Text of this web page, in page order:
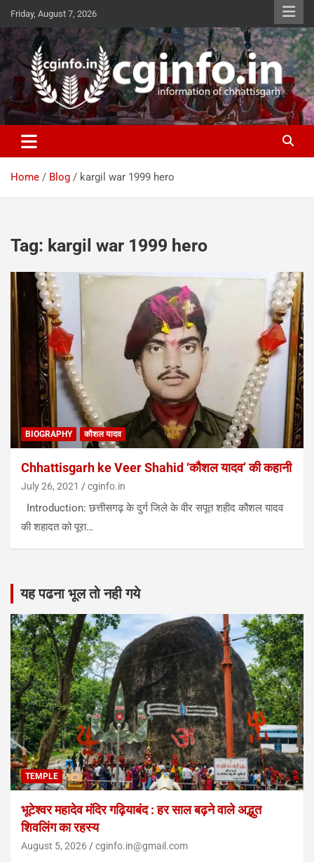
content
Friday, August 7, 2026
cginfo.in
information of Chhattisgarh
Home Blog kargil war 1999 hero
Tag: kargil war 1999 hero
BIOGRAPHY कौशल यादव
Chhattisgarh ke Veer Shahid ‘कौशल यादव’ की कहानी
July 26, 2021 cginfo.in
Introduction: छत्तीसगढ़ के दुर्ग जिले के वीर सपूत शहीद कौशल यादव
की शहादत को पूरा…
यह पढना भूल तो नही गये
TEMPLE
भूटेश्वर महादेव मंदिर गढ़ियाबंद : हर साल बढ़ने वाले अद्भुत
शिवलिंग का रहस्य
August 5, 2026 cginfo.in@gmail.com